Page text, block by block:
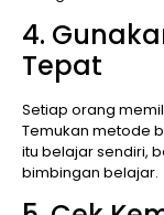
4.
Tepat
Setiap orang
Temukan metode
itu belajar sendiri,
bimbingan belajar.